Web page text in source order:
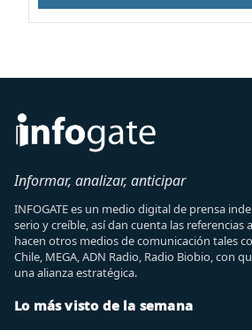
Informar, analizar, anticipar
INFOGATE es un medio digital de prensa
serio y creíble, así dan cuenta las referencias
hacen otros medios de comunicación tales
Chile, MEGA, ADN Radio, Radio Biobio, con
una alianza estratégica.
Lo más visto de la semana